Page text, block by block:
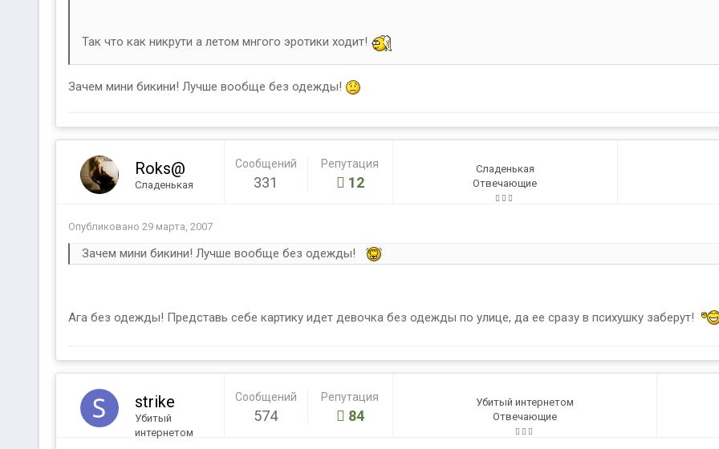
Так что как никрути а летом мнгого эротики ходит!
Зачем мини бикини! Лучше вообще без одежды!
Roks@
Сладенькая
Сообщений
331
Репутация
12
Сладенькая
Отвечающие
Опубликовано 29 марта, 2007
Зачем мини бикини! Лучше вообще без одежды!
Ага без одежды! Представь себе картику идет девочка без одежды по улице, да ее сразу в психушку заберут!
strike
Убитый
интернетом
Сообщений
574
Репутация
84
Убитый интернетом
Отвечающие